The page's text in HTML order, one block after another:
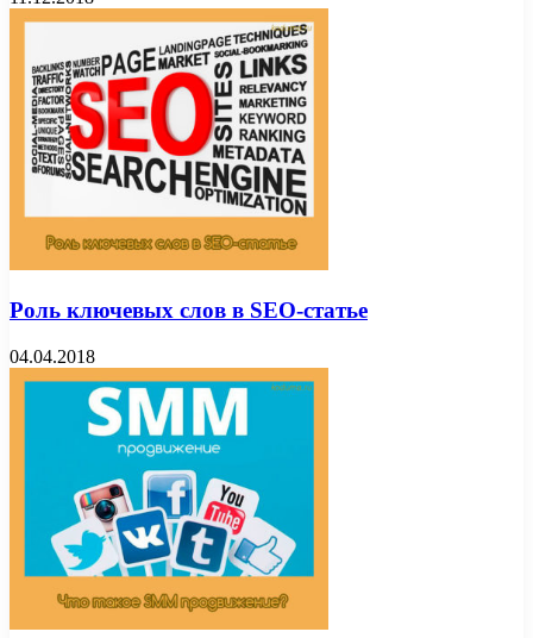
Роль ключевых слов в SEO-статье
04.04.2018